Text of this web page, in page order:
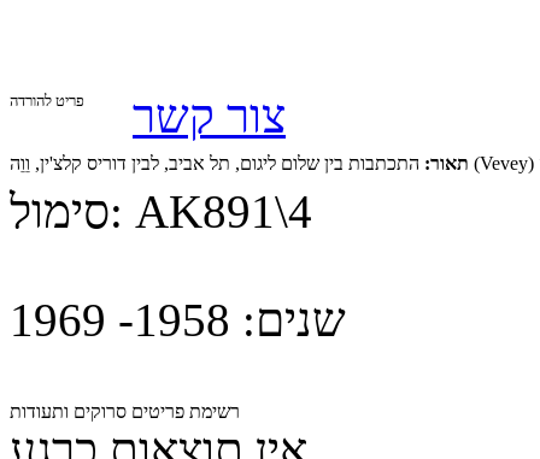
פריט להורדה צור קשר
תאור:
סימול: AK891\4
שנים: 1958- 1969
רשימת פריטים סרוקים ותעודות